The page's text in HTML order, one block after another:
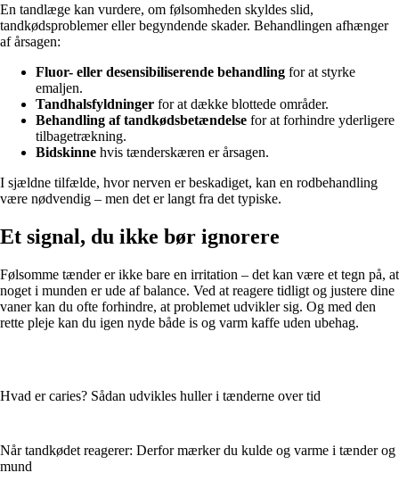
En tandlæge kan vurdere, om følsomheden skyldes slid,
tandkødsproblemer eller begyndende skader. Behandlingen afhænger
af årsagen:
Fluor- eller desensibiliserende behandling for at styrke
emaljen.
Tandhalsfyldninger for at dække blottede områder.
Behandling af tandkødsbetændelse for at forhindre yderligere
tilbagetrækning.
Bidskinne hvis tænderskæren er årsagen.
I sjældne tilfælde, hvor nerven er beskadiget, kan en rodbehandling
være nødvendig – men det er langt fra det typiske.
Et signal, du ikke bør ignorere
Følsomme tænder er ikke bare en irritation – det kan være et tegn på, at
noget i munden er ude af balance. Ved at reagere tidligt og justere dine
vaner kan du ofte forhindre, at problemet udvikler sig. Og med den
rette pleje kan du igen nyde både is og varm kaffe uden ubehag.
Hvad er caries? Sådan udvikles huller i tænderne over tid
Når tandkødet reagerer: Derfor mærker du kulde og varme i tænder og
mund